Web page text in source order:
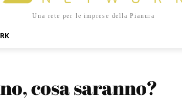
Una rete per le imprese della Pianura
cosa saranno?